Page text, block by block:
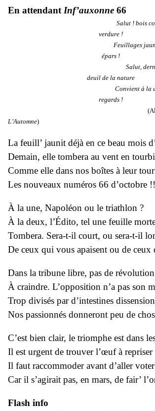
En attendant Inf’auxonne 66
Salut ! bois couronnés
verdure !
Feuillages jaunissants sur
épars !
Salut, derniers beaux
deuil de la nature
Convient à la douleur et
regards !
(Alphonse de
L’Automne)
La feuill’ jaunit déjà en ce beau mois
Demain, elle tombera au vent en
Comme elle dans nos boîtes à leur
Les nouveaux numéros 66 d’octobre
À la une, Napoléon ou le triathlon ?
À la deux, l’Édito, tel une feuille
Tombera. Sera-t-il court, ou sera-t-il
De ceux qui vous apaisent ou de ceux
Dans la tribune libre, pas de révolution
À craindre. L’opposition n’a pas son
Trop divisés par d’intestines
Nos passionnés donneront peu de
C’est bien clair, le triomphe est dans
Il est urgent de trouver l’œuf à repriser
Il faut raccommoder avant d’aller voter
Car il s’agirait pas, en mars, de fair’
Flash info